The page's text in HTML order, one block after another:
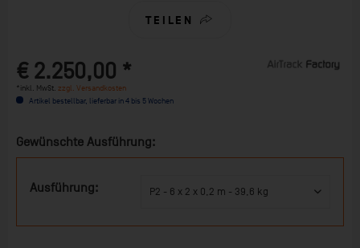
TEILEN
€ 2.250,00 *
*inkl. MwSt. zzgl. Versandkosten
Artikel bestellbar, lieferbar in 4 bis 5 Wochen
Gewünschte Ausführung:
Ausführung: